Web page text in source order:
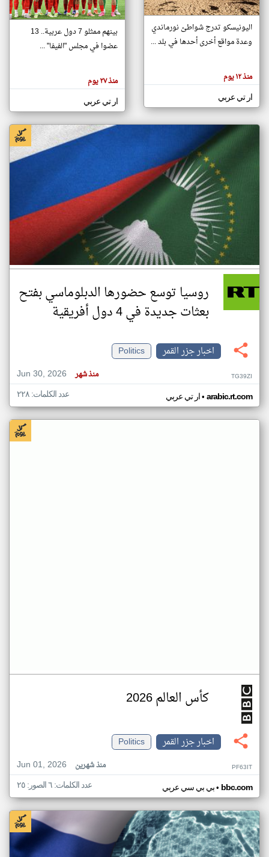
تغيير الدولة
اخبار جزر القمر على مدار الساعة
أهم اخبار جزر القمر العاجلة والمباشرة
هنا عن
وجهة
كاتبيها.
اليونيسكو تدرج شواطئ نورماندي
وعدة مواقع أخرى أحدها في بلد ...
منذ ١٢ يوم
ار تي عربي
بينهم ممثلو 7 دول عربية.. 13
عضوا في مجلس "الفيفا" ...
منذ ٢٧ يوم
ار تي عربي
روسيا توسع حضورها الدبلوماسي بفتح
بعثات جديدة في 4 دول أفريقية
اخبار جزر القمر
Politics
Jun 30, 2026
منذ شهر TG39ZI
ار تي عربي• arabic.rt.com عدد الكلمات: ٢٢٨
كأس العالم 2026
اخبار جزر القمر
Politics
Jun 01, 2026
منذ شهرين PF63IT
بي بي سي عربي• bbc.com عدد الكلمات: ٦ الصور: ٢٥
klyoum.com